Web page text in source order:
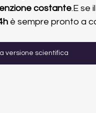
costante.E se
è sempre pronto a
versione scientifica